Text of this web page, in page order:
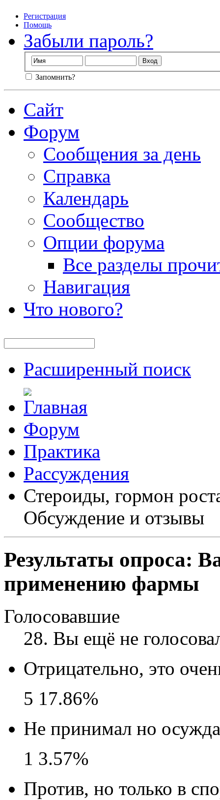
Регистрация
Помощь
Забыли пароль?
Запомнить?
Сайт
Форум
Сообщения за день
Справка
Календарь
Сообщество
Опции форума
Все разделы
Навигация
Что нового?
Расширенный поиск
Форум
Практика
Рассуждения
Стероиды, гормон
Обсуждение и отзывы
Результаты опроса:
применению фармы
Голосовавшие
28. Вы ещё не
Отрицательно, это
5 17.86%
Не принимал но
1 3.57%
Против, но только в